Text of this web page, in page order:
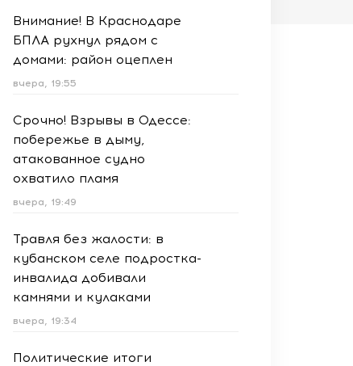
Внимание! В Краснодаре
БПЛА рухнул рядом с
домами: район оцеплен
вчера, 19:55
Срочно! Взрывы в Одессе:
побережье в дыму,
атакованное судно
охватило пламя
вчера, 19:49
Травля без жалости: в
кубанском селе подростка-
инвалида добивали
камнями и кулаками
вчера, 19:34
Политические итоги